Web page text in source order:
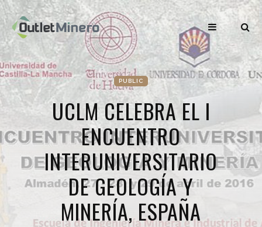
PUBLIC
UCLM CELEBRA EL I
ENCUENTRO
INTERUNIVERSITARIO
DE GEOLOGÍA Y
MINERÍA, ESPAÑA